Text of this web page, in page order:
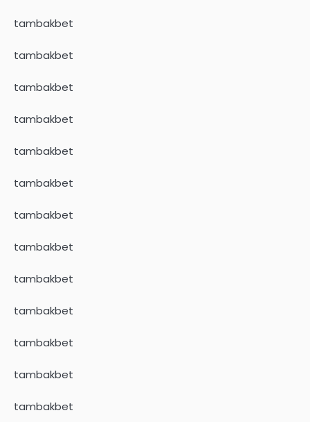
tambakbet
tambakbet
tambakbet
tambakbet
tambakbet
tambakbet
tambakbet
tambakbet
tambakbet
tambakbet
tambakbet
tambakbet
tambakbet